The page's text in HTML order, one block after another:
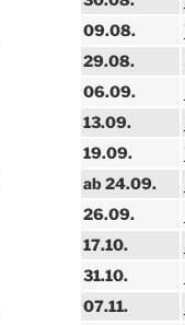
09.08.
29.08.
06.09.
13.09.
19.09.
ab 24.09.
26.09.
17.10.
31.10.
07.11.